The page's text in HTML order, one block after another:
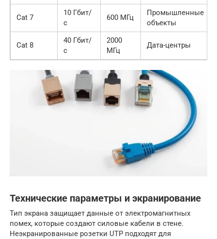
Cat 7
10 Гбит/
с
600 МГц
Промышленные
объекты
Cat 8
40 Гбит/
с
2000
МГц
Дата-центры
Технические параметры и экранирование
Тип экрана защищает данные от электромагнитных
помех, которые создают силовые кабели в стене.
Неэкранированные розетки UTP подходят для